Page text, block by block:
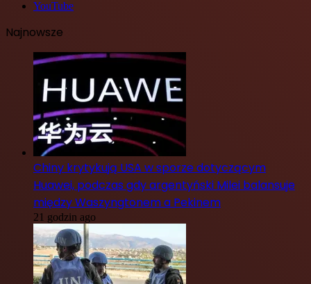
YouTube
Najnowsze
Chiny krytykują USA w sporze dotyczącym
Huawei, podczas gdy argentyński Milei balansuje
między Waszyngtonem a Pekinem
21 godzin ago